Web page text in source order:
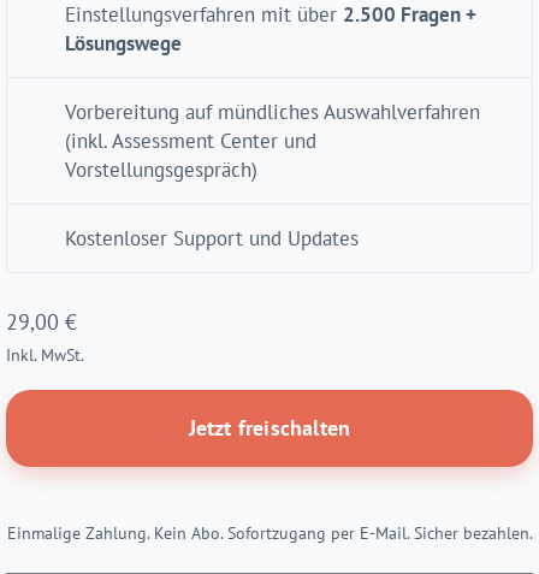
Einstellungsverfahren mit über 2.500 Fragen +
Lösungswege
Vorbereitung auf mündliches Auswahlverfahren
(inkl. Assessment Center und
Vorstellungsgespräch)
Kostenloser Support und Updates
29,00 €
Inkl. MwSt.
Jetzt freischalten
Einmalige Zahlung. Kein Abo. Sofortzugang per E-Mail. Sicher bezahlen.